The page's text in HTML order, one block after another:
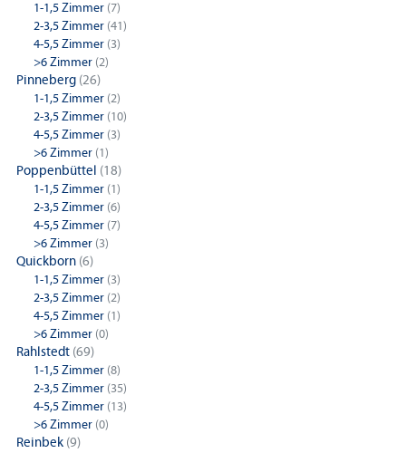
1-1,5 Zimmer (7)
2-3,5 Zimmer (41)
4-5,5 Zimmer (3)
>6 Zimmer (2)
Pinneberg (26)
1-1,5 Zimmer (2)
2-3,5 Zimmer (10)
4-5,5 Zimmer (3)
>6 Zimmer (1)
Poppenbüttel (18)
1-1,5 Zimmer (1)
2-3,5 Zimmer (6)
4-5,5 Zimmer (7)
>6 Zimmer (3)
Quickborn (6)
1-1,5 Zimmer (3)
2-3,5 Zimmer (2)
4-5,5 Zimmer (1)
>6 Zimmer (0)
Rahlstedt (69)
1-1,5 Zimmer (8)
2-3,5 Zimmer (35)
4-5,5 Zimmer (13)
>6 Zimmer (0)
Reinbek (9)